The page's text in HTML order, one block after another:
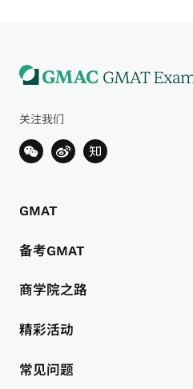
关注我们
GMAT
备考GMAT
商学院之路
精彩活动
常见问题